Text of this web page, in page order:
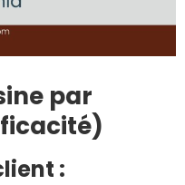
par
: